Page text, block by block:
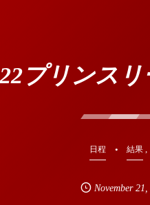
プリンス
日程 結果
November 21,